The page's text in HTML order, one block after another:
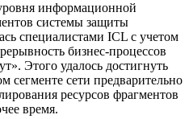
информационной
системы защиты
специалистами ICL с учетом
бизнес-процессов
Этого удалось достигнуть
сети предварительно
ресурсов фрагментов
время.